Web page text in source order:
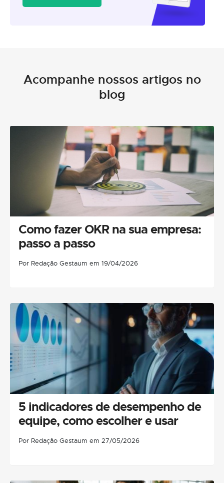
Acompanhe nossos artigos no
blog
Como fazer OKR na sua empresa:
passo a passo
Por Redação Gestaum em 19/04/2026
5 indicadores de desempenho de
equipe, como escolher e usar
Por Redação Gestaum em 27/05/2026